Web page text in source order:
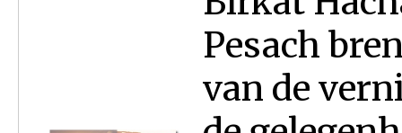
Pesach
van de